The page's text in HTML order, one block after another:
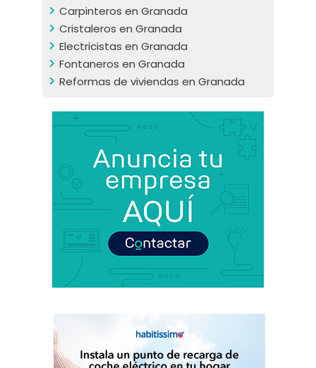
Carpinteros en Granada
Cristaleros en Granada
Electricistas en Granada
Fontaneros en Granada
Reformas de viviendas en Granada